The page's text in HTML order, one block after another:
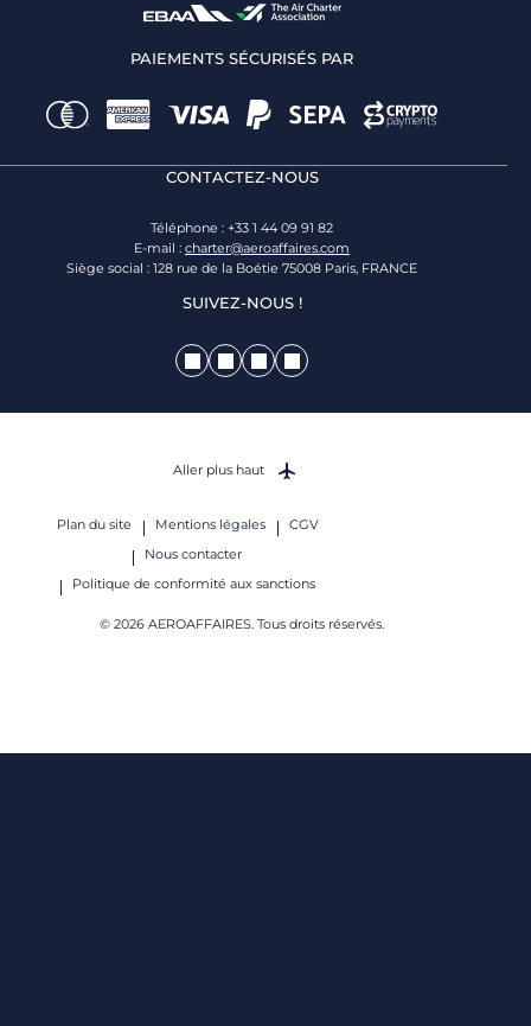
PAIEMENTS SÉCURISÉS PAR
CONTACTEZ-NOUS
Téléphone : +33 1 44 09 91 82
E-mail : charter@aeroaffaires.com
Siège social : 128 rue de la Boétie 75008 Paris, FRANCE
SUIVEZ-NOUS !
Plan du site Mentions légales
CGV
Nous contacter
Politique de conformité aux sanctions
© 2026 AEROAFFAIRES. Tous droits réservés.
Aller plus haut